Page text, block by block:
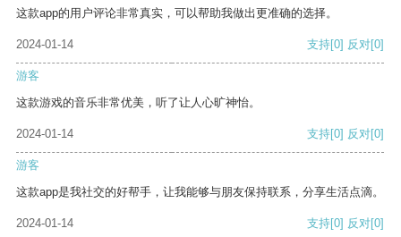
这款app的用户评论非常真实，可以帮助我做出更准确的选择。
2024-01-14 支持[0] 反对[0]
游客
这款游戏的音乐非常优美，听了让人心旷神怡。
2024-01-14 支持[0] 反对[0]
游客
这款app是我社交的好帮手，让我能够与朋友保持联系，分享生活点滴。
2024-01-14 支持[0] 反对[0]